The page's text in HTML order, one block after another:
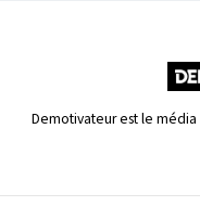
Demotivateur est le